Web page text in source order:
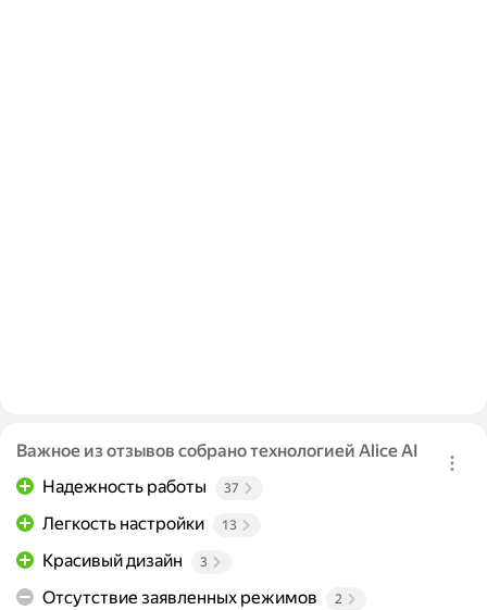
Важное из отзывов собрано технологией Alice AI
Надежность работы
37
Легкость настройки 13
Красивый дизайн 3
Отсутствие заявленных режимов 2